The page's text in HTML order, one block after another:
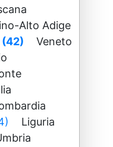
Alto Adige
(42)
Veneto
Liguria